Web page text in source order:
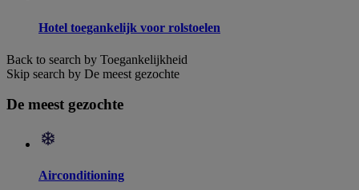
Hotel toegankelijk voor rolstoelen
Back to search by Toegankelijkheid
Skip search by De meest gezochte
De meest gezochte
Airconditioning